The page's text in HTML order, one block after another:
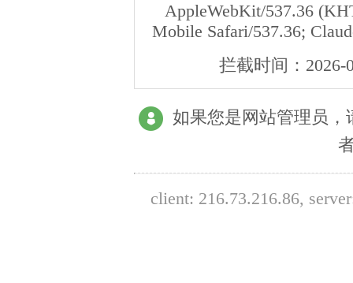
AppleWebKit/537.36
Mobile Safari/537.36;
拦截时间： 2026-
如果您是网站管理员
client: 216.73.216.86,